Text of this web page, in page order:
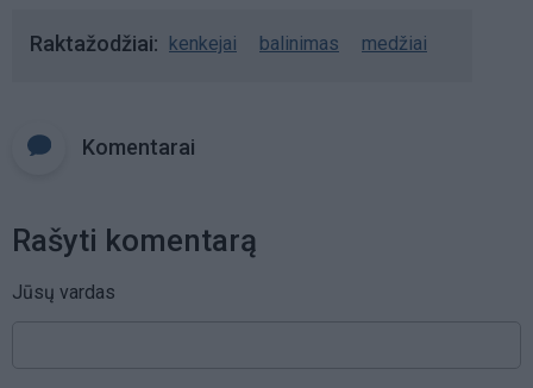
Raktažodžiai kenkejai balinimas medžiai
Komentarai
Rašyti komentarą
Jūsų vardas